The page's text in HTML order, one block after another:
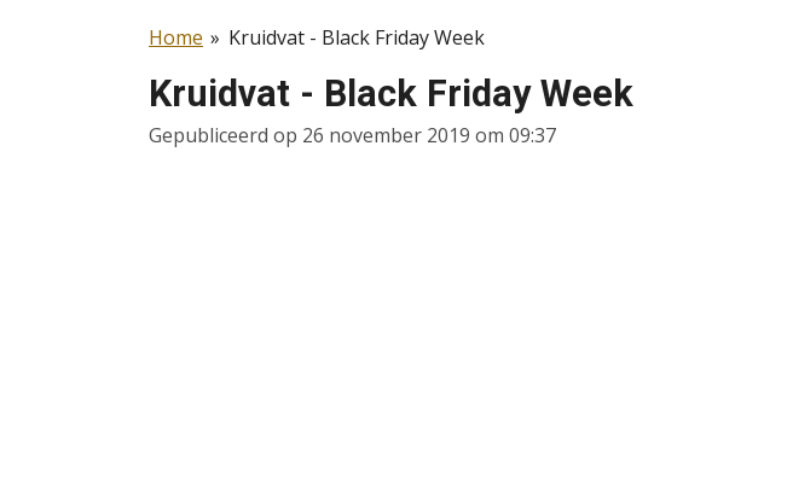
Home » Kruidvat - Black Friday Week
Kruidvat - Black Friday Week
Gepubliceerd op 26 november 2019 om 09:37